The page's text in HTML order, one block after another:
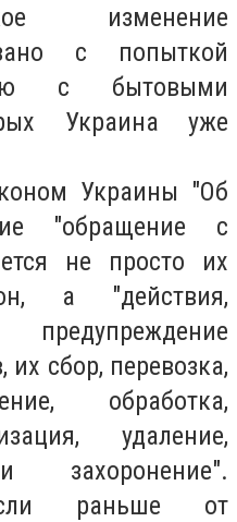
изменение
с попыткой
с бытовыми
Украина уже
Украины "Об
"обращение с
не просто их
а "действия,
сбор, перевозка,
обработка,
удаление,
захоронение".
если раньше от